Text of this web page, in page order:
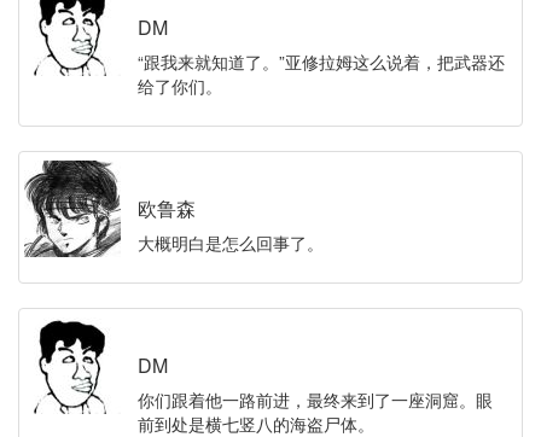
DM
“跟我来就知道了。”亚修拉姆这么说着，把武器还
给了你们。
欧鲁森
大概明白是怎么回事了。
DM
你们跟着他一路前进，最终来到了一座洞窟。眼
前到处是横七竖八的海盗尸体。